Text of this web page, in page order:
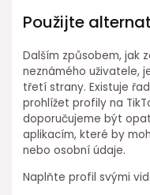
Použijte
Dalším způsobem, jak
neznámého uživatele,
třetí strany. Existuje
prohlížet profily na
doporučujeme být
aplikacím, které by
nebo osobní údaje.
Naplňte profil svými